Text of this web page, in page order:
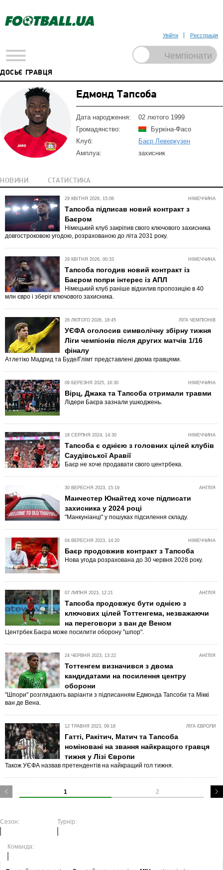
Увійти Реєстрація
ДОСЬЄ ГРАВЦЯ
Едмонд Тапсоба
Дата народження:
02 лютого 1999
Громадянство:
Буркіна-Фасо
Клуб:
Баєр Леверкузен
Амплуа:
захисник
НОВИНИ СТАТИСТИКА
НІМЕЧЧИНА
29 КВІТНЯ 2026, 15:06
Тапсоба підписав новий контракт з
Баєром
Німецький клуб закріпив свого ключового захисника
довгостроковою угодою, розрахованою до літа 2031 року.
НІМЕЧЧИНА
29 КВІТНЯ 2026, 00:33
Тапсоба погодив новий контракт із
Баєром попри інтерес із АПЛ
Німецький клуб раніше відхилив пропозицію в 40
млн євро і зберіг ключового захисника.
ЛІГА ЧЕМПІОНІВ
26 ЛЮТОГО 2026, 18:45
УЄФА оголосив символічну збірну тижня
Ліги чемпіонів після других матчів 1/16
фіналу
Атлетіко Мадрид та Буде/Глімт представлені двома гравцями.
НІМЕЧЧИНА
09 БЕРЕЗНЯ 2025, 16:30
Вірц, Джака та Тапсоба отримали травми
Лідери Баєра зазнали ушкоджень.
НІМЕЧЧИНА
18 СЕРПНЯ 2024, 14:30
Тапсоба є однією з головних цілей клубів
Саудівської Аравії
Баєр не хоче продавати свого центрбека.
АНГЛІЯ
30 ВЕРЕСНЯ 2023, 15:19
Манчестер Юнайтед хоче підписати
захисника у 2024 році
"Манкуніанці" у пошуках підсилення складу.
НІМЕЧЧИНА
04 ВЕРЕСНЯ 2023, 14:20
Баєр продовжив контракт з Тапсоба
Нова угода розрахована до 30 червня 2028 року.
АНГЛІЯ
07 ЛИПНЯ 2023, 12:21
Тапсоба продовжує бути однією з
ключових цілей Тоттенгема, незважаючи
на переговори з ван де Веном
Центрбек Баєра може посилити оборону "шпор".
АНГЛІЯ
24 ЧЕРВНЯ 2023, 13:22
Тоттенгем визначився з двома
кандидатами на посилення центру
оборони
"Шпори" розглядають варіанти з підписанням Едмонда Тапсоби та Міккі
ван де Вена.
ЛІГА ЄВРОПИ
12 ТРАВНЯ 2023, 09:18
Гатті, Ракітич, Матич та Тапсоба
номіновані на звання найкращого гравця
тижня у Лізі Європи
Також УЄФА назвав претендентів на найкращий гол тижня.
1 2
Сезон: Турнір:
Команда: